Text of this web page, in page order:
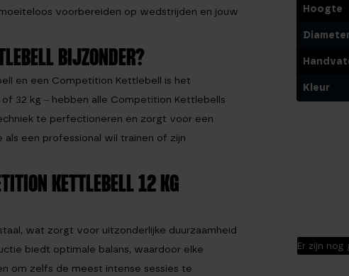
voorbereiden op wedstrijden en jouw
BIJZONDER?
en een Competition Kettlebell is het
32 kg – hebben alle Competition Kettlebells
te perfectioneren en zorgt voor een
een professional wil trainen of zijn
KETTLEBELL 12 KG
wat zorgt voor uitzonderlijke duurzaamheid
biedt optimale balans, waardoor elke
om zelfs de meest intense sessies te
Hoogte
Kleur
Er zijn nog